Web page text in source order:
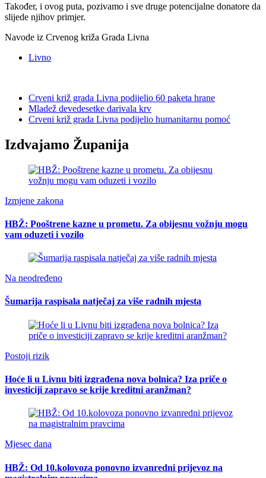
Također, i ovog puta, pozivamo i sve druge potencijalne donatore da
slijede njihov primjer.
Navode iz Crvenog križa Grada Livna
Livno
Crveni križ grada Livna podijelio 60 paketa hrane
Mladež devedesetke darivala krv
Crveni križ grada Livna podijelio humanitarnu pomoć
Izdvajamo Županija
Izmjene zakona
HBŽ: Pooštrene kazne u prometu. Za obijesnu vožnju mogu
vam oduzeti i vozilo
Na neodređeno
Šumarija raspisala natječaj za više radnih mjesta
Postoji rizik
Hoće li u Livnu biti izgrađena nova bolnica? Iza priče o
investiciji zapravo se krije kreditni aranžman?
Mjesec dana
HBŽ: Od 10.kolovoza ponovno izvanredni prijevoz na